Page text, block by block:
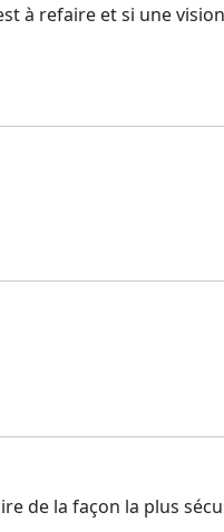
à refaire et si une
de la façon la plus